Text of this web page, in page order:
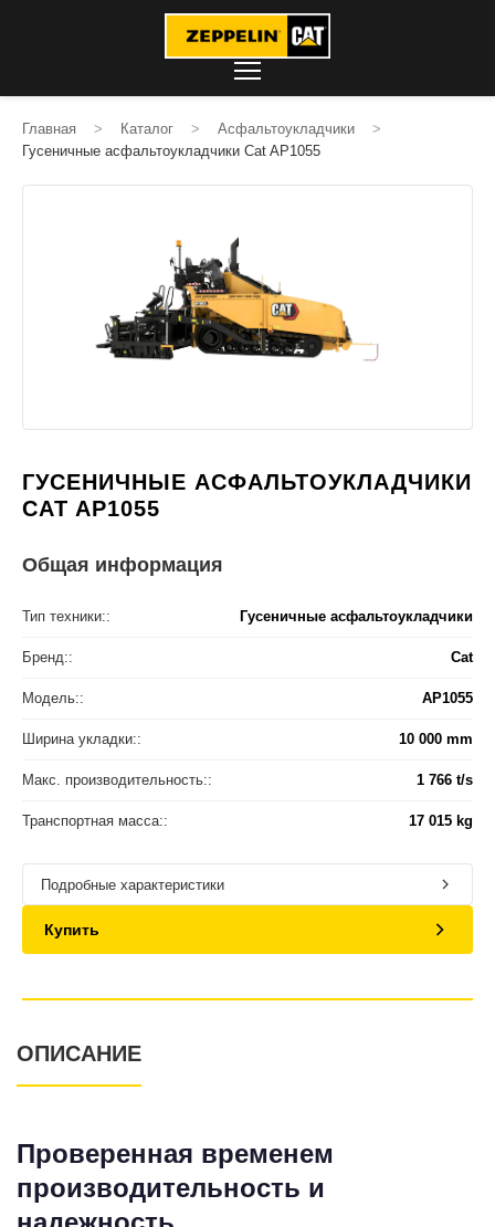
Главная > Каталог > Асфальтоукладчики
>
Гусеничные асфальтоукладчики Cat AP1055
ГУСЕНИЧНЫЕ АСФАЛЬТОУКЛАДЧИКИ
CAT AP1055
Общая информация
Тип техники:: Гусеничные асфальтоукладчики
Бренд:: Cat
Модель:: AP1055
Ширина укладки:: 10 000 mm
Макс. производительность:: 1 766 t/s
Транспортная масса:: 17 015 kg
Подробные характеристики
Купить
ОПИСАНИЕ
Проверенная временем
производительность и